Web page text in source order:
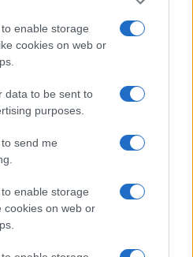
enable storage
cookies on web or
data to be sent to
purposes.
send me
enable storage
cookies on web or
Diturco